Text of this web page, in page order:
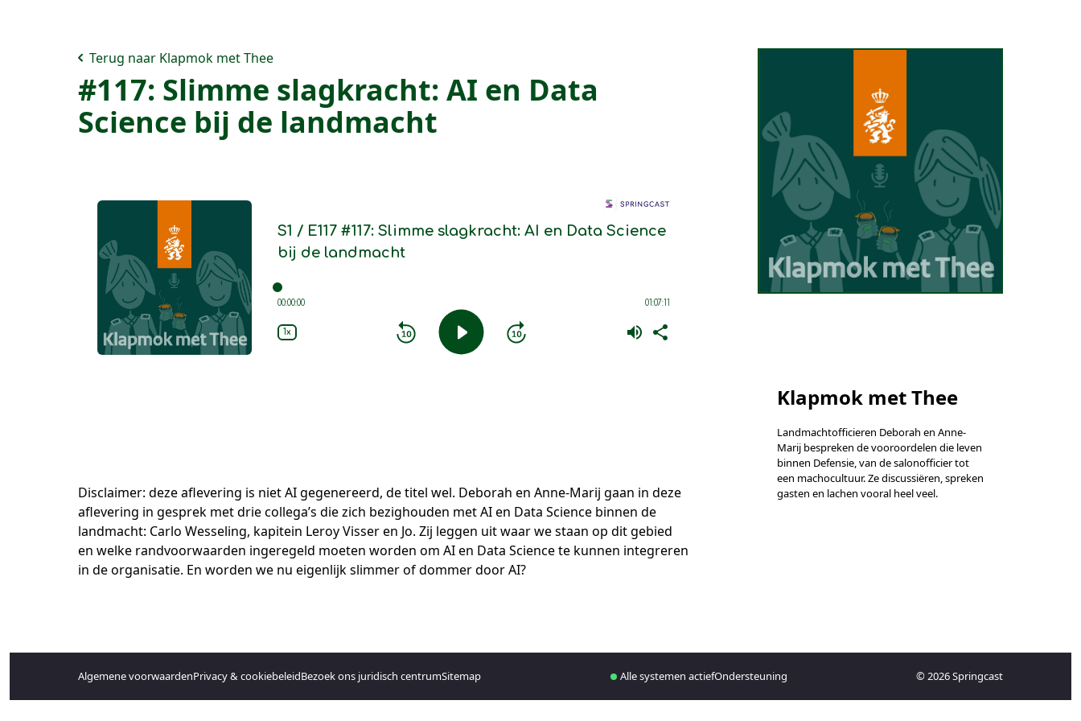
Terug naar Klapmok met Thee
#117: Slimme slagkracht: AI en Data
Science bij de landmacht
Disclaimer: deze aflevering is niet AI gegenereerd, de titel wel. Deborah en Anne-Marij gaan in deze
aflevering in gesprek met drie collega’s die zich bezighouden met AI en Data Science binnen de
landmacht: Carlo Wesseling, kapitein Leroy Visser en Jo. Zij leggen uit waar we staan op dit gebied
en welke randvoorwaarden ingeregeld moeten worden om AI en Data Science te kunnen integreren
in de organisatie. En worden we nu eigenlijk slimmer of dommer door AI?
Klapmok met Thee
Landmachtofficieren Deborah en Anne-
Marij bespreken de vooroordelen die leven
binnen Defensie, van de salonofficier tot
een machocultuur. Ze discussiëren, spreken
gasten en lachen vooral heel veel.
Algemene voorwaardenPrivacy & cookiebeleidBezoek ons juridisch centrumSitemap Alle systemen actiefOndersteuning © 2026 Springcast